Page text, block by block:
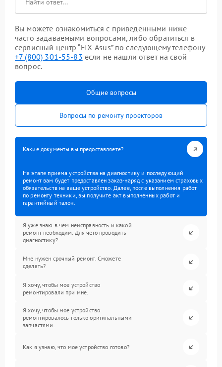
Вы можете ознакомиться с приведенными ниже
часто задаваемыми вопросами, либо обратиться в
сервисный центр “FIX-Asus” по следующему телефону
+7 (800) 301-55-83 если не нашли ответ на свой
вопрос.
Общие вопросы
Вопросы по ремонту проекторов
Какие документы вы предоставляете?
На этапе приема устройства на диагностику и последующий
ремонт вам будет предоставлен заказ-наряд с указанием страховых
обязательств на ваше устройство. Далее, после выполнения работ
по ремонту техники, вы получите акт выполненных работ и
гарантийный талон.
Я уже знаю в чем неисправность и какой
ремонт необходим. Для чего проводить
диагностику?
Мне нужен срочный ремонт. Сможете
сделать?
Я хочу, чтобы мое устройство
ремонтировали при мне.
Я хочу, чтобы мое устройство
ремонтировалось только оригинальными
запчастями.
Как я узнаю, что мое устройство готово?